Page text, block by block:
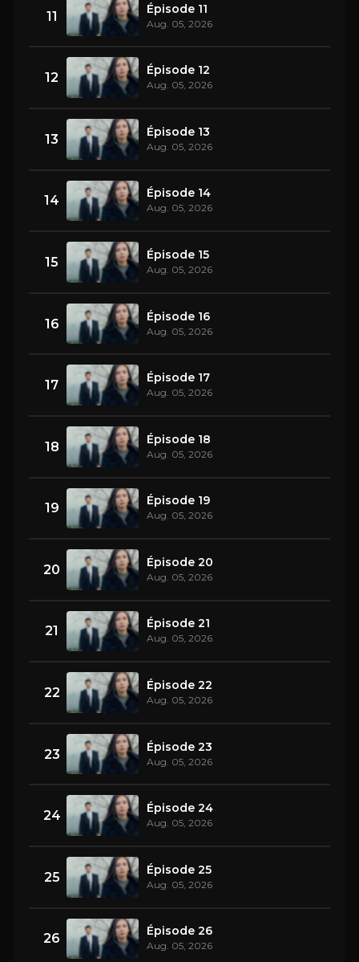
11 Épisode 11
Aug. 05, 2026
12 Épisode 12
Aug. 05, 2026
13 Épisode 13
Aug. 05, 2026
14 Épisode 14
Aug. 05, 2026
15 Épisode 15
Aug. 05, 2026
16 Épisode 16
Aug. 05, 2026
17 Épisode 17
Aug. 05, 2026
18 Épisode 18
Aug. 05, 2026
19 Épisode 19
Aug. 05, 2026
20 Épisode 20
Aug. 05, 2026
21 Épisode 21
Aug. 05, 2026
22 Épisode 22
Aug. 05, 2026
23 Épisode 23
Aug. 05, 2026
24 Épisode 24
Aug. 05, 2026
25 Épisode 25
Aug. 05, 2026
26 Épisode 26
Aug. 05, 2026